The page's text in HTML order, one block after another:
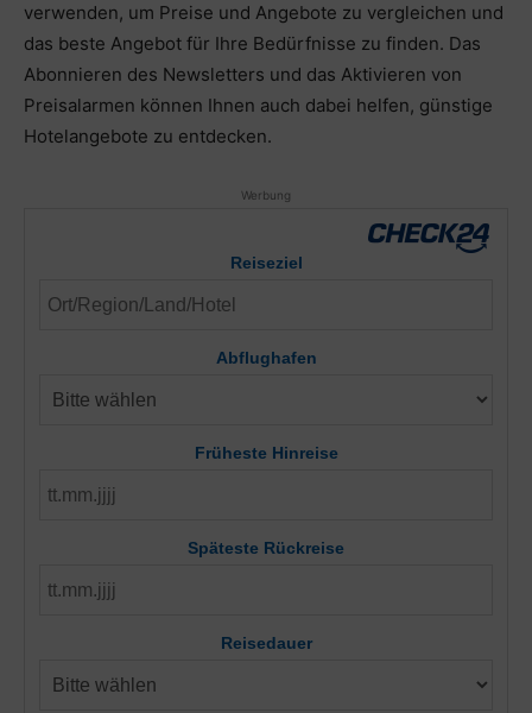
verwenden, um Preise und Angebote zu vergleichen und
das beste Angebot für Ihre Bedürfnisse zu finden. Das
Abonnieren des Newsletters und das Aktivieren von
Preisalarmen können Ihnen auch dabei helfen, günstige
Hotelangebote zu entdecken.
Werbung
Reiseziel
Abflughafen
Früheste Hinreise
Späteste Rückreise
Reisedauer